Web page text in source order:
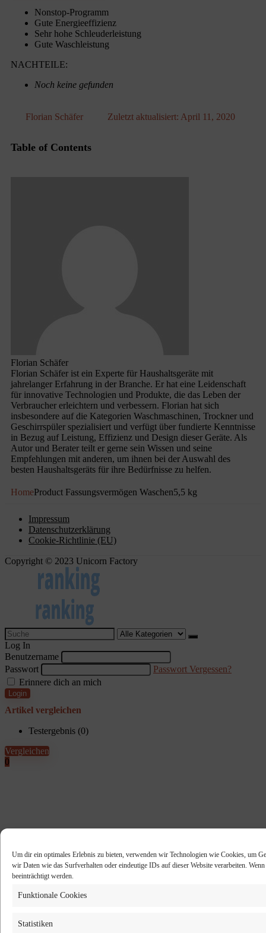
Um dir ein optimales Erlebnis zu bieten, verwenden wir Technologien wie Cookies, um
wir Daten wie das Surfverhalten oder eindeutige IDs auf dieser Website verarbeiten.
beeinträchtigt werden.
Funktionale Cookies
Statistiken
Nonstop-Programm
Gute Energieeffizienz
Sehr hohe Schleuderleistung
Gute Waschleistung
NACHTEILE:
Noch keine gefunden
Florian Schäfer Zuletzt aktualisiert: April 11, 2020
Table of Contents
Florian Schäfer
Florian Schäfer ist ein Experte für Haushaltsgeräte mit
jahrelanger Erfahrung in der Branche. Er hat eine Leidenschaft
für innovative Technologien und Produkte, die das Leben der
Verbraucher erleichtern und verbessern. Florian hat sich
insbesondere auf die Kategorien Waschmaschinen, Trockner und
Geschirrspüler spezialisiert und verfügt über fundierte Kenntnisse
in Bezug auf Leistung, Effizienz und Design dieser Geräte. Als
Autor und Berater teilt er gerne sein Wissen und seine
Empfehlungen mit anderen, um ihnen bei der Auswahl des
besten Haushaltsgeräts für ihre Bedürfnisse zu helfen.
HomeProduct Fassungsvermögen Waschen5,5 kg
Impressum
Datenschutzerklärung
Cookie-Richtlinie (EU)
Copyright © 2023 Unicorn Factory
Log In
Benutzername
Passwort
Passwort Vergessen?
Erinnere dich an mich
Login
Artikel vergleichen
Testergebnis (0)
Vergleichen
0